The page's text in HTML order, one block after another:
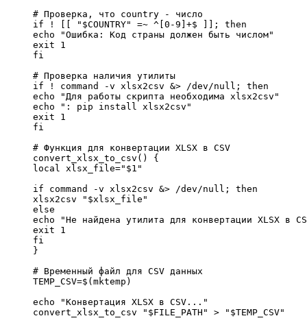
# Проверка, что country - число
if ! [[ "$COUNTRY" =~ ^[0-9]+$ ]]; then
echo "Ошибка: Код страны должен быть числом"
exit 1
fi
# Проверка наличия утилиты
if ! command -v xlsx2csv &> /dev/null; then
echo "Для работы скрипта необходима xlsx2csv"
echo ": pip install xlsx2csv"
exit 1
fi
# Функция для конвертации XLSX в CSV
convert_xlsx_to_csv() {
local xlsx_file="$1"
if command -v xlsx2csv &> /dev/null; then
xlsx2csv "$xlsx_file"
else
echo "Не найдена утилита для конвертации XLSX в
exit 1
fi
}
# Временный файл для CSV данных
TEMP_CSV=$(mktemp)
echo "Конвертация XLSX в CSV..."
convert_xlsx_to_csv "$FILE_PATH" > "$TEMP_CSV"